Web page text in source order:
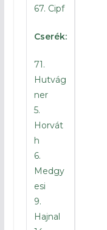
67. Cipf
Cserék:
71.
Hutvág
ner
5.
Horvát
h
6.
Medgy
esi
9.
Hajnal